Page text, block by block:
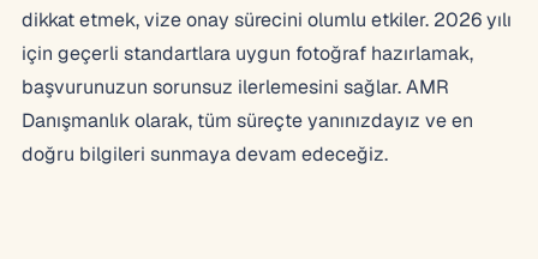
dikkat etmek, vize onay sürecini olumlu etkiler. 2026 yılı
için geçerli standartlara uygun fotoğraf hazırlamak,
başvurunuzun sorunsuz ilerlemesini sağlar. AMR
Danışmanlık olarak, tüm süreçte yanınızdayız ve en
doğru bilgileri sunmaya devam edeceğiz.